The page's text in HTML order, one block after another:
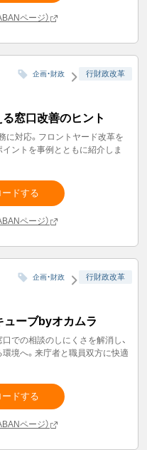
ページ）
企画・財政 行財政改革
窓口改善のヒント
に対応。フロントヤード改革を
ントを事例とともに紹介しま
ドする
ページ）
企画・財政 行財政改革
ューブbyオカムラ
での相談のしにくさを解消し、
境へ。来庁者と職員双方に快適
ドする
ページ）